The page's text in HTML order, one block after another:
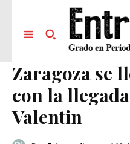
Zaragoza se
con la
Valentin